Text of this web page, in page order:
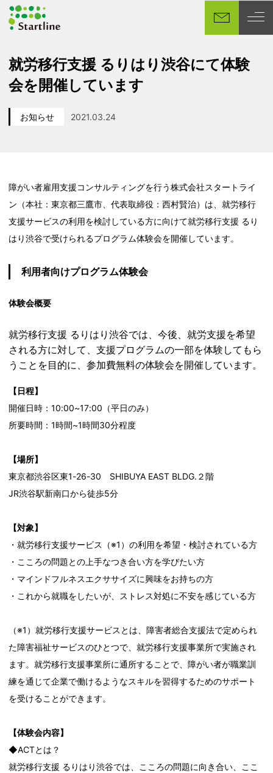
イ
ン
テ
へ
就労移行支援 るりはり渋谷にて体験
会を開催しています
カテゴリー
お知らせ
投稿日
2021.03.24
障がい者雇用支援コンサルティングを行う株式会社スタートライ
ン（本社：東京都三鷹市、代表取締役：西村賢治）は、就労移行
支援サービスの利用を検討している方に向けて就労移行支援 るり
はり渋谷で受けられるプログラム体験会を開催しています。
利用者向けプログラム体験会
体験会概要
就労移行支援 るりはり渋谷では、今後、就労支援を希望
される方に対して、支援プログラムの一部を体験してもら
うことを目的に、参加費無料の体験会を開催しています。
【日程】
開催日時：10:00~17:00（平日のみ）
所要時間：1時間~1時間30分程度
【場所】
東京都渋谷区東1-26-30 SHIBUYA EAST BLDG.２階
JR渋谷駅新南口から徒歩5分
【対象】
・就労移行支援サービス（※1）の利用を希望・検討されている方
・こころの問題との上手なつき合い方を学びたい方
・マインドフルネスエクササイズに興味をお持ちの方
・これから就職をしたいが、ストレス対処に不安を感じている方
（※1）就労移行支援サービスとは、障害者総合支援法で定められ
た障害福祉サービスのひとつで、就労移行支援事業所で実施され
ます。就労移行支援事業所に通所することで、障がい者が職業訓
練を通じて企業で働けるようなスキルを習得するためのサポート
を受けることができます。
【体験会内容】
◆ACTとは？
就労移行支援 るりはり渋谷では、こころの問題に向き合い、ここ